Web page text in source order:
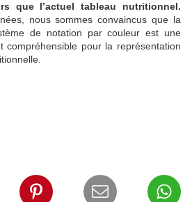
que l’actuel tableau nutritionnel.
nous sommes convaincus que la
de notation par couleur est une
compréhensible pour la représentation